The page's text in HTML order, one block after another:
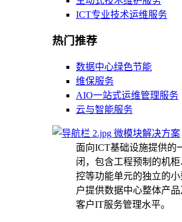
ICT专业技术运维服务
热门推荐
数据中心绿色节能
维保服务
AIO一站式运维管理服务
云与智能服务
微模块解决方案
面向ICT基础设施提供的
闭，包含工程预制的机
控等功能单元的独立的
户提供数据中心整体产
客户IT服务管理水平。